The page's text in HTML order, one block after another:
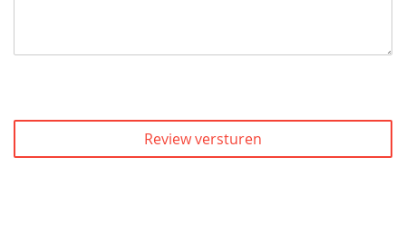
Review versturen